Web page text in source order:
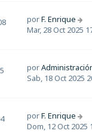
porF. Enrique
Mar, 28 Oct 2025
por
Sab, 18 Oct 2025
porF. Enrique
Dom, 12 Oct 2025